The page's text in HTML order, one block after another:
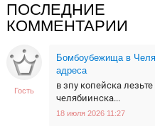
ПОСЛЕДНИЕ
КОММЕНТАРИИ
Гость
Бомбоубежища в
адреса
в зпу копейска
челябиинска...
18 июля 2026 11:27